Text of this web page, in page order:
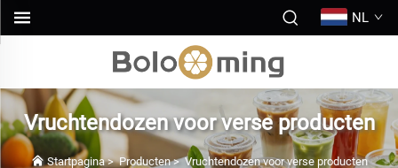
NL
Vruchtendozen voor verse producten
Startpagina>Producten>Vruchtendozen voor verse producten